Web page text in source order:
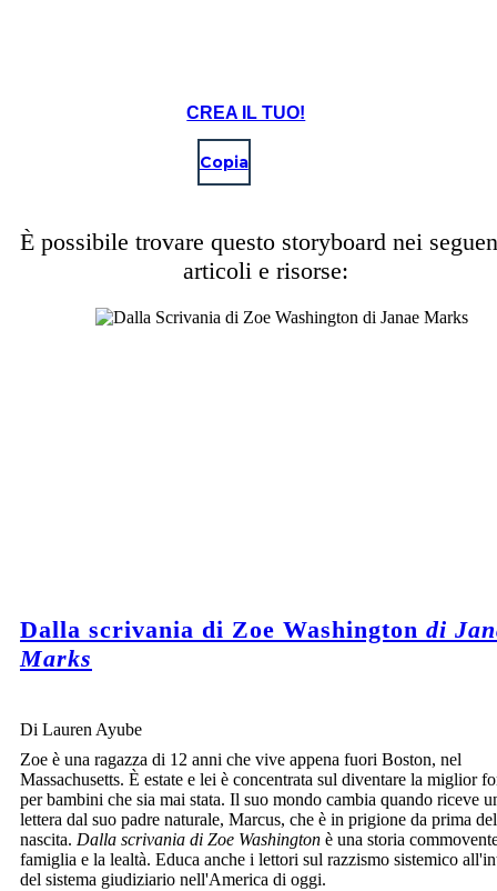
CREA IL TUO!
Copia
È possibile trovare questo storyboard nei
articoli e risorse:
Dalla scrivania di Zoe Washington di
Marks
Di Lauren Ayube
Zoe è una ragazza di 12 anni che vive appena fuori Boston, nel
Massachusetts. È estate e lei è concentrata sul diventare la miglior
per bambini che sia mai stata. Il suo mondo cambia quando riceve
lettera dal suo padre naturale, Marcus, che è in prigione da prima
nascita. Dalla scrivania di Zoe Washington è una storia
famiglia e la lealtà. Educa anche i lettori sul razzismo sistemico
del sistema giudiziario nell'America di oggi.